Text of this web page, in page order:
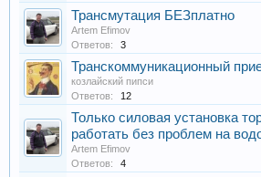
Трансмутация БЕЗплатно
Artem Efimov
Ответов:
3
Транскоммуникационный
козлайский пипси
Ответов:
12
Только силовая установка
работать без проблем на
Artem Efimov
Ответов:
4